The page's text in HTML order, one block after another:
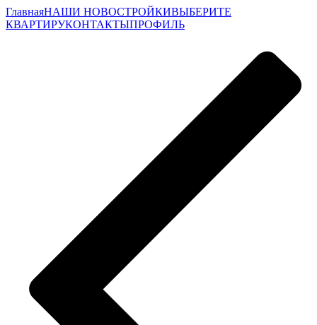
ГлавнаяНАШИ НОВОСТРОЙКИВЫБЕРИТЕ
КВАРТИРУКОНТАКТЫПРОФИЛЬ